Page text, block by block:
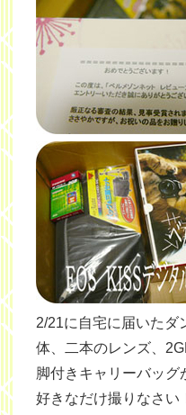
2/21に自宅に届いたダ
体、二本のレンズ、
脚付きキャリーバッグ
好きなだけ撮りなさい